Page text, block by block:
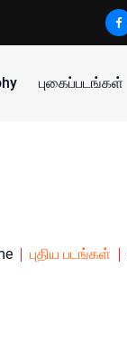
புகைப்படங்கள்
புதிய படங்கள்